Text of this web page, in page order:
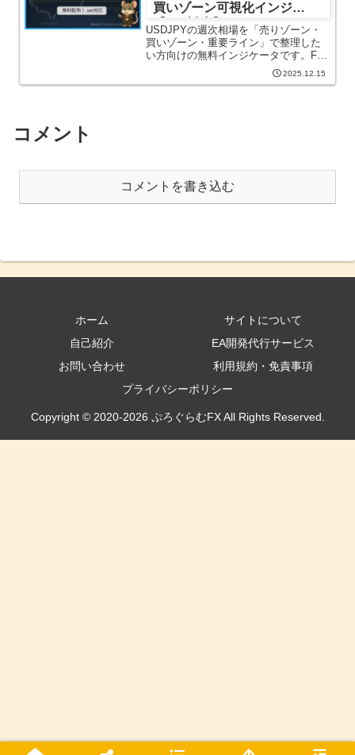
買いゾーン可視化インジ
【.set対応】
USDJPYの週次相場を「売りゾーン・
買いゾーン・重要ライン」で整理した
い方向けの無料インジケータです。FX
トレードで一番難しいのは、エントリ
ーではなく「今、どんな相場環境なの
2025.12.15
コメント
コメントを書き込む
ホーム
サイトについて
自己紹介
EA開発代行サービス
お問い合わせ
利用規約・免責事項
プライバシーポリシー
Copyright © 2020-2026 ぷろぐらむFX All Rights Reserved.